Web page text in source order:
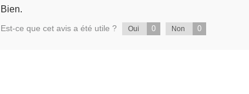
Bien.
Est-ce que cet avis a été utile ? Oui 0 Non 0